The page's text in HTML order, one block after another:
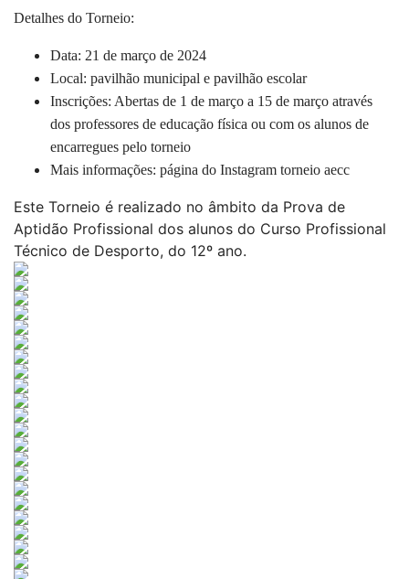
Detalhes do Torneio:
Data: 21 de março de 2024
Local: pavilhão municipal e pavilhão escolar
Inscrições: Abertas de 1 de março a 15 de março através
dos professores de educação física ou com os alunos de
encarregues pelo torneio
Mais informações: página do Instagram torneio aecc
Este Torneio é realizado no âmbito da Prova de
Aptidão Profissional dos alunos do Curso Profissional
Técnico de Desporto, do 12º ano.